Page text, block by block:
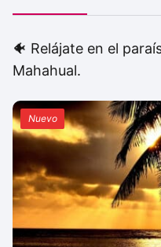
🐠 Relájate en el
Mahahual.
Nuevo